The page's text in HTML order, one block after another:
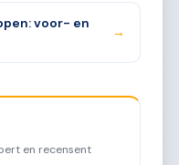
voor- en
→
en recensent